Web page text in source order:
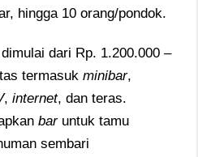
hingga 10 orang/pondok.
dari Rp. 1.200.000 –
termasuk minibar,
, internet, dan teras.
baruntuk tamu
sembari